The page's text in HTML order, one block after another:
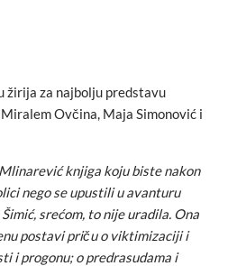
žirija za najbolju predstavu
Ovčina, Maja Simonović i
knjiga koju biste nakon
nego se upustili u avanturu
srećom, to nije uradila. Ona
postavi priču o viktimizaciji i
i progonu; o predrasudama i